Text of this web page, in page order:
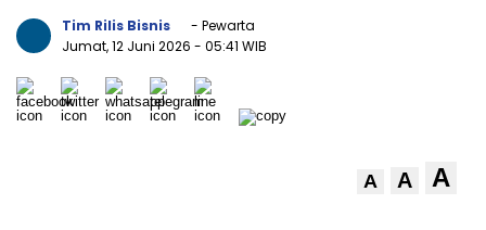
Tim Rilis Bisnis
- Pewarta
Jumat, 12 Juni 2026 - 05:41 WIB
A A A